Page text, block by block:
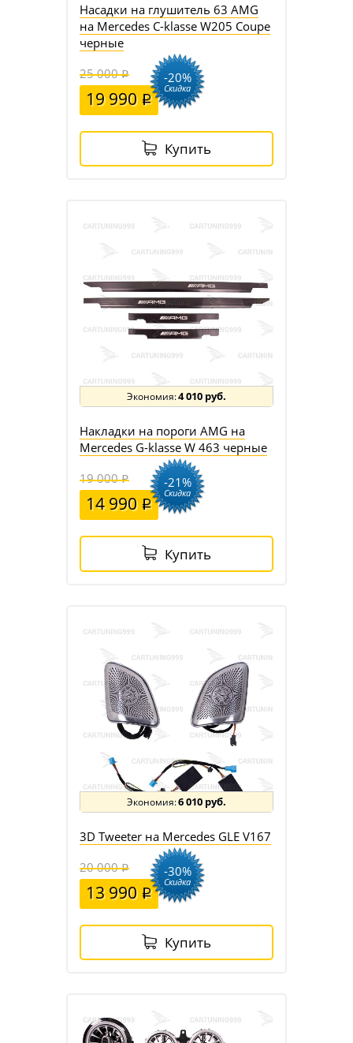
Насадки на глушитель 63 AMG
на Mercedes C-klasse W205 Coupe
черные
25 000
19 990
-20%
Скидка
Купить
4 010 руб.
Накладки на пороги AMG на
Mercedes G-klasse W 463 черные
19 000
14 990
-21%
Скидка
Купить
6 010 руб.
3D Tweeter на Mercedes GLE V167
20 000
13 990
-30%
Скидка
Купить